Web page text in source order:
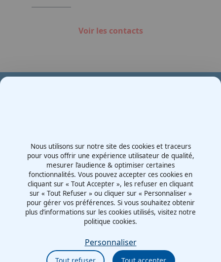
Voir les contacts
Contactez-nous
Route d'Irigny, Z.I. Nord
69530 - Brignais
France
Politiques de confidentialité
Nous utilisons sur notre site des cookies et traceurs
pour vous offrir une expérience utilisateur de qualité,
mesurer l’audience & optimiser certaines
fonctionnalités. Vous pouvez accepter ces cookies en
cliquant sur « Tout Accepter », les refuser en cliquant
sur « Tout Refuser » ou cliquer sur « Personnaliser »
pour gérer vos préférences. Si vous souhaitez obtenir
plus d’informations sur les cookies utilisés, visitez notre
politique cookies.
Personnaliser